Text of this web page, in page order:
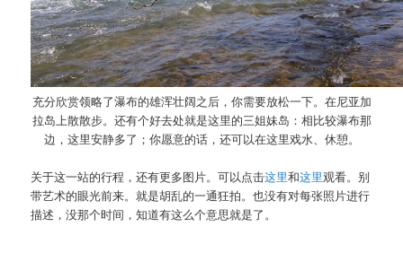
充分欣赏领略了瀑布的雄浑壮阔之后，你需要放松一下。在尼亚加
拉岛上散散步。还有个好去处就是这里的三姐妹岛：相比较瀑布那
边，这里安静多了；你愿意的话，还可以在这里戏水、休憩。
关于这一站的行程，还有更多图片。可以点击这里和这里观看。别
带艺术的眼光前来。就是胡乱的一通狂拍。也没有对每张照片进行
描述，没那个时间，知道有这么个意思就是了。